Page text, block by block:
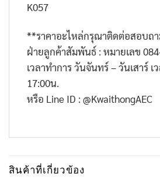
K057
**ราคาอะไหล่กรุณาติดต่อสอบถ
ฝ่ายลูกค้าสัมพันธ์ : หมายเลข
เวลาทำการ วันจันทร์ – วันเสาร์ เ
17:00น.
หรือ Line ID : @KwaithongAEC
สินค้าที่เกี่ยวข้อง